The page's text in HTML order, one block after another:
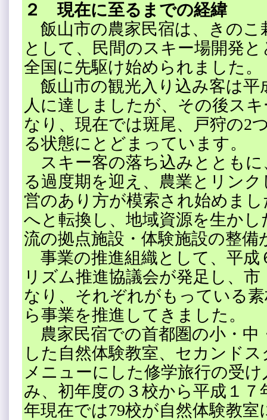
２ 現在に至るまでの経緯
飯山市の農家民宿は、きのこ
として、民間のスキー場開発
全国に先駆け始められました。
飯山市の観光入り込み客は平
人に達しましたが、その後ス
なり、現在では斑尾、戸狩の2
る状態にとどまっています。
スキー客の落ち込みとともに
る過度期を迎え、農業とリン
営のあり方が模索され始めま
へと転換し、地域資源を生か
流の拠点施設・体験施設の整
事業の推進組織として、平成
リズム推進協議会が発足し、
なり、それぞれがもっている
ら事業を推進してきました。
農家民宿での首都圏の小・中
した自然体験教室、セカンド
メニューにした修学旅行の受
み、初年度の３校から平成１
年現在では79校が自然体験教